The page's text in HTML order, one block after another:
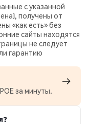
с указанной
получены от
«как есть» без
сайты находятся
не следует
гарантию
за минуты.